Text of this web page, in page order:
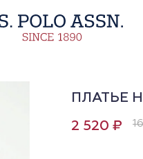
ПЛАТЬЕ
2 520 ₽